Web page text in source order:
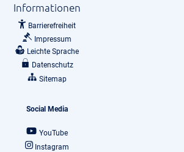
Informationen
Barrierefreiheit
Impressum
Leichte Sprache
Datenschutz
Sitemap
Social Media
YouTube
Instagram